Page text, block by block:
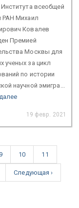
всеобщей
РАН Михаил
Ковалев
Премией
Москвы для
ученых за цикл
по истории
научной эмигра...
19 февр. 2021
9 10 11
Следующая ›